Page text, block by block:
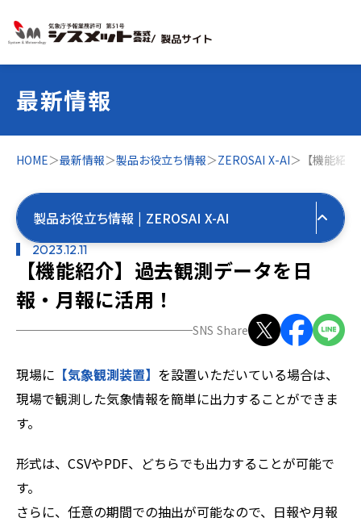
/ 製品サイト
最新情報
HOME＞最新情報＞製品お役立ち情報＞ZEROSAI X-AI＞ 【機能紹
製品お役立ち情報 | ZEROSAI X-AI
すべての最新情報
ZEROSAI X-AI
技術提案
2023.12.11
【機能紹介】過去観測データを日
報・月報に活用！
SNS Share
現場に 【気象観測装置】 を設置いただいている場合は、
現場で観測した気象情報を簡単に出力することができま
す。
形式は、CSVやPDF、どちらでも出力することが可能で
す。
さらに、任意の期間での抽出が可能なので、日報や月報